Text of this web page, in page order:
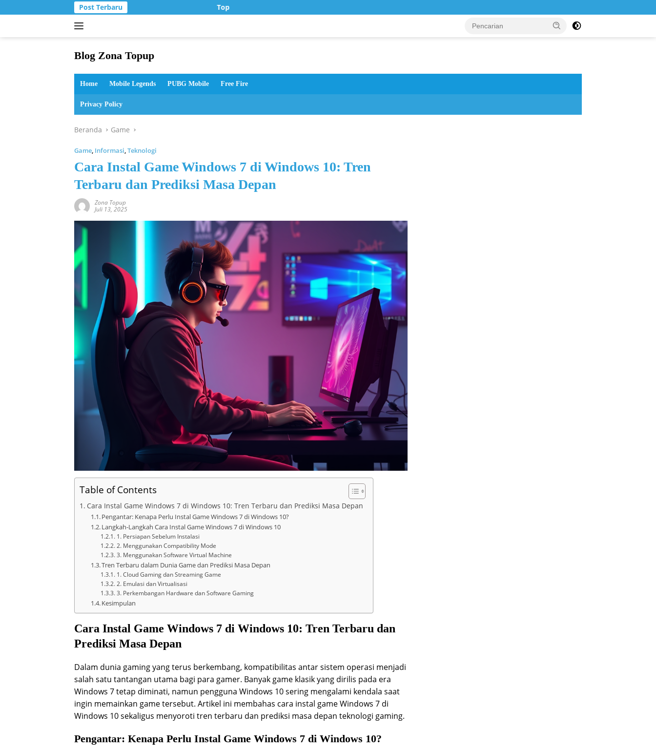
ke
Post Terbaru Top Up Murah di Zona Topup
Blog Zona Topup
dan
bermain
Home Mobile Legends PUBG Mobile Free Fire
Privacy Policy
Beranda Game
Game, Informasi,Teknologi
Cara Instal Game Windows 7 di Windows 10: Tren
Terbaru dan Prediksi Masa Depan
Zona Topup
Juli 13, 2025
Table of Contents
Cara Instal Game Windows 7 di Windows 10: Tren Terbaru dan Prediksi Masa Depan
Pengantar: Kenapa Perlu Instal Game Windows 7 di Windows 10?
Langkah-Langkah Cara Instal Game Windows 7 di Windows 10
1. Persiapan Sebelum Instalasi
2. Menggunakan Compatibility Mode
3. Menggunakan Software Virtual Machine
Tren Terbaru dalam Dunia Game dan Prediksi Masa Depan
1. Cloud Gaming dan Streaming Game
2. Emulasi dan Virtualisasi
3. Perkembangan Hardware dan Software Gaming
Kesimpulan
Cara Instal Game Windows 7 di Windows 10: Tren Terbaru dan
Prediksi Masa Depan
Dalam dunia gaming yang terus berkembang, kompatibilitas antar sistem operasi menjadi
salah satu tantangan utama bagi para gamer. Banyak game klasik yang dirilis pada era
Windows 7 tetap diminati, namun pengguna Windows 10 sering mengalami kendala saat
ingin memainkan game tersebut. Artikel ini membahas cara instal game Windows 7 di
Windows 10 sekaligus menyoroti tren terbaru dan prediksi masa depan teknologi gaming.
Pengantar: Kenapa Perlu Instal Game Windows 7 di Windows 10?